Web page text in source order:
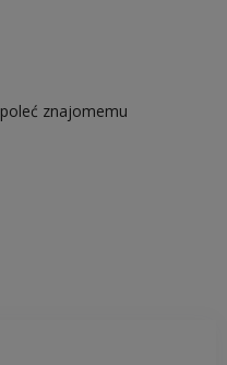
poleć znajomemu